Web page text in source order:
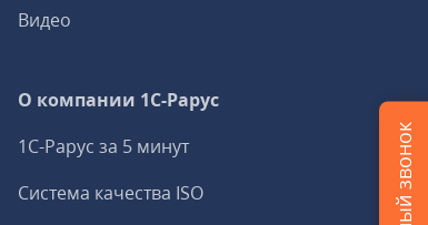
Видео
О компании 1C-Рарус
1С-Рарус за 5 минут
Система качества ISO